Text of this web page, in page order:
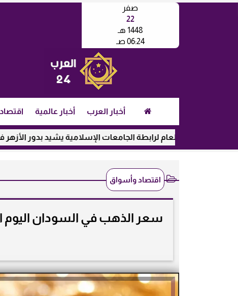
صفر
22
1448 هـ
06:24 صـ
أخبار العرب أخبار عالمية
العام لرابطة الجامعات الإسلامية يشيد بدور الأزهر في رعاية
اقتصاد وأسواق